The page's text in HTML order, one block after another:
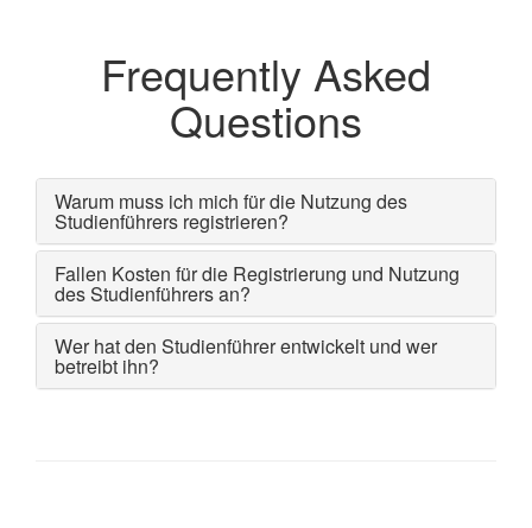
Frequently Asked
Questions
Warum muss ich mich für die Nutzung des
Studienführers registrieren?
Fallen Kosten für die Registrierung und Nutzung
des Studienführers an?
Wer hat den Studienführer entwickelt und wer
betreibt ihn?